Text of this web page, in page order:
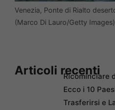
Venezia, Ponte di Rialto
(Marco Di Lauro/Getty Images)
Articoli recenti
Ricominciare
Ecco i 10
Trasferirsi e